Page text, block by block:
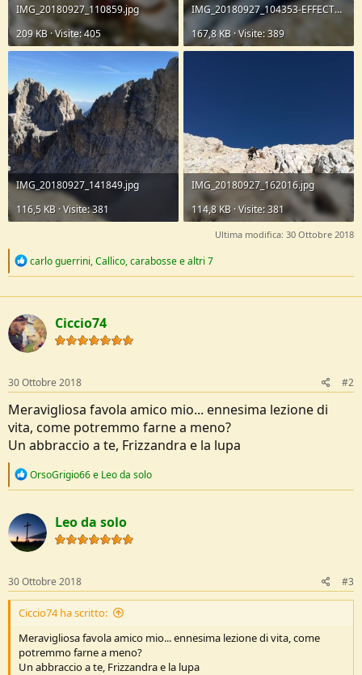
IMG_20180927_110859.jpg
209 KB · Visite: 405
IMG_20180927_104353-EFFECTS.jpg
167,8 KB · Visite: 389
IMG_20180927_141849.jpg
116,5 KB · Visite: 381
IMG_20180927_162016.jpg
114,8 KB · Visite: 381
Ultima modifica: 30 Ottobre 2018
R
c
t
i
o
n
:
carlo guerrini,Callico,carabossee altri 7
Ciccio74
30 Ottobre 2018 #2
Meravigliosa favola amico mio... ennesima lezione di
vita, come potremmo farne a meno?
Un abbraccio a te, Frizzandra e la lupa
R
c
t
i
o
s
:
OrsoGrigio66e Leo da solo
Leo da solo
30 Ottobre 2018 #3
Ciccio74 ha scritto:
Meravigliosa favola amico mio... ennesima lezione di vita, come
potremmo farne a meno?
Un abbraccio a te, Frizzandra e la lupa